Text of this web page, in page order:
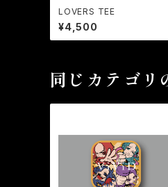
LOVERS TEE
¥4,500
同じカテゴリ